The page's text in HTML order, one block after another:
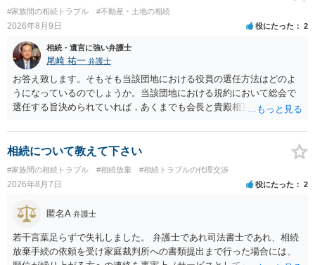
#家族間の相続トラブル #不動産・土地の相続
2026年8月9日 役にたった 2
相続・遺言に強い弁護士
尾崎 祐一 弁護士
お答え致します。そもそも当該団地における役員の選任方法はどのよ
うになっているのでしょうか。当該団地における規約において総会で
選任する旨決められていれば，あくまでも会長と貴殿相互間における
し，団地と貴殿との委託契約は有効に成立しています。当該団地にお
ける役員の選任が会長の専権でできるのであれば，貴殿と会長との合
相続について教えて下さい
#家族間の相続トラブル #相続放棄 #相続トラブルの代理交渉
2026年8月7日 役にたった 2
匿名A 弁護士
若干言葉足らずで失礼しました。 弁護士であれ司法書士であれ、相続
放棄手続の依頼を受け家庭裁判所への書類提出まで行った場合には、